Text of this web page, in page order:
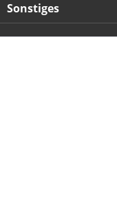
Sonstiges